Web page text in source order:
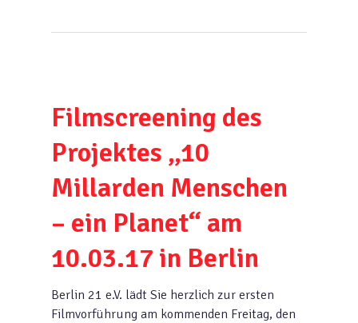
Filmscreening des
Projektes „10
Millarden Menschen
– ein Planet“ am
10.03.17 in Berlin
Berlin 21 e.V. lädt Sie herzlich zur ersten
Filmvorführung am kommenden Freitag, den